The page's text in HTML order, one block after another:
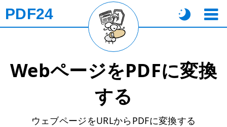
PDF24
WebページをPDFに変換
する
ウェブページをURLからPDFに変換する